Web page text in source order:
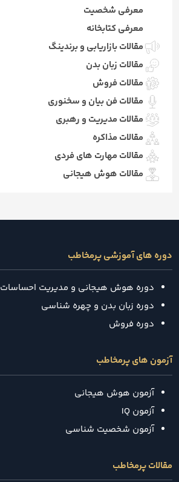
معرفی شخصیت
معرفی کتابخانه
مقالات بازاریابی و برندینگ
مقالات زبان بدن
مقالات فروش
مقالات فن بیان و سخنوری
مقالات مدیریت و رهبری
مقالات مذاکره
مقالات مهارت های فردی
مقالات هوش هیجانی
دوره های آموزشی پرمخاطب
دوره هوش هیجانی و مدیریت احساسات
دوره زبان بدن و چهره شناسی
دوره فروش
آزمون های پرمخاطب
آزمون هوش هیجانی
آزمون IQ
آزمون شخصیت شناسی
مقالات پرمخاطب